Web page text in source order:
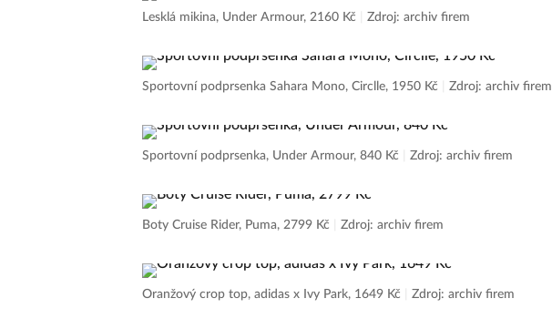
Lesklá mikina, Under Armour, 2160 Kč Zdroj: archiv firem
Sportovní podprsenka Sahara Mono, Circlle, 1950 Kč Zdroj: archiv firem
Sportovní podprsenka, Under Armour, 840 Kč Zdroj: archiv firem
Boty Cruise Rider, Puma, 2799 Kč Zdroj: archiv firem
Oranžový crop top, adidas x Ivy Park, 1649 Kč Zdroj: archiv firem